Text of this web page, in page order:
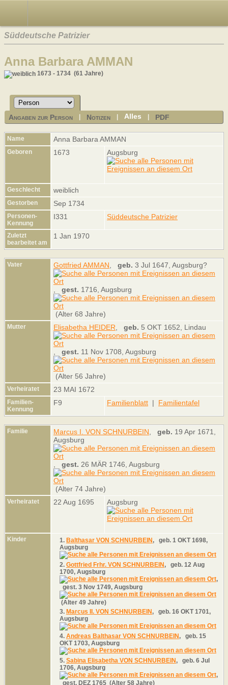
Süddeutsche Patrizier
Anna Barbara AMMAN
1673 - 1734 (61 Jahre)
Angaben zur Person Notizen |Alles PDF
Name Anna Barbara AMMAN
Geboren 1673 Augsburg
Geschlecht weiblich
Gestorben Sep 1734
Personen-
Kennung
I331 Süddeutsche Patrizier
Zuletzt
bearbeitet am
1 Jan 1970
Vater Gottfried AMMAN geb. 3 Jul 1647, Augsburg?
gest. 1716, Augsburg
(Alter 68 Jahre)
Mutter Elisabetha HEIDER geb. 5 OKT 1652, Lindau
gest. 11 Nov 1708, Augsburg
(Alter 56 Jahre)
Verheiratet 23 MAI 1672
Familien-
Kennung
F9 Familienblatt | Familientafel
Familie Marcus I. VON SCHNURBEIN geb. 19 Apr 1671,
Augsburg
gest. 26 MÄR 1746, Augsburg
(Alter 74 Jahre)
Verheiratet 22 Aug 1695 Augsburg
Kinder 1. Balthasar VON SCHNURBEIN, geb. 1 OKT 1698,
Augsburg
2. Gottfried Frhr. VON SCHNURBEIN, geb. 12 Aug
1700, Augsburg
,
gest. 3 Nov 1749, Augsburg
(Alter 49 Jahre)
3. Marcus II. VON SCHNURBEIN, geb. 16 OKT 1701,
Augsburg
4. Andreas Balthasar VON SCHNURBEIN, geb. 15
OKT 1703, Augsburg
5. Sabina Elisabetha VON SCHNURBEIN, geb. 6 Jul
1706, Augsburg
,
gest. DEZ 1765 (Alter 58 Jahre)